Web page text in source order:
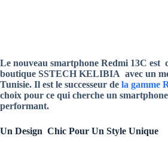
Le nouveau smartphone Redmi 13C est
boutique SSTECH KELIBIA avec un
Tunisie. Il est le successeur de la gamme
choix pour ce qui cherche un
performant.
Un Design Chic Pour Un Style Unique